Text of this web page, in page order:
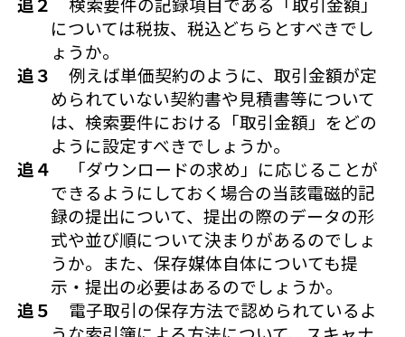
については税抜、税込どちらとすべきでし
ょうか。
追３
例えば単価契約のように、取引金額が定
められていない契約書や見積書等について
は、検索要件における「取引金額」をどの
ように設定すべきでしょうか。
追４ 「ダウンロードの求め」に応じることが
できるようにしておく場合の当該電磁的記
録の提出について、提出の際のデータの形
式や並び順について決まりがあるのでしょ
うか。また、保存媒体自体についても提
示・提出の必要はあるのでしょうか。
追５
電子取引の保存方法で認められているよ